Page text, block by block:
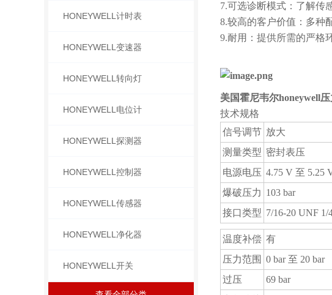
HONEYWELL计时表
HONEYWELL变速器
HONEYWELL转向灯
HONEYWELL电位计
HONEYWELL探测器
HONEYWELL控制器
HONEYWELL传感器
HONEYWELL净化器
HONEYWELL开关
7.可选诊断模式：了解传
8.较高的客户价值：多种
9.耐用：提供所需的严格
美国霍尼韦尔honeywell
技术规格
信号调节 放大
测量类型 密封表压
电源电压 4.75 V 至 5.25
爆破压力 103 bar
接口类型 7/16-20 UNF
温度补偿 有
压力范围 0 bar 至 20 bar
过压
69 bar